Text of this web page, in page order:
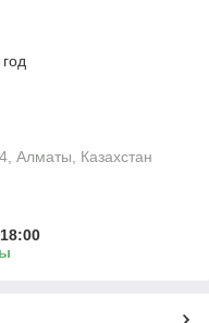
Алматы, Казахстан